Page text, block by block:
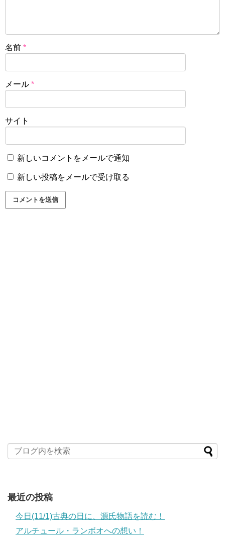
名前 *
メール *
サイト
新しいコメントをメールで通知
新しい投稿をメールで受け取る
最近の投稿
今日(11/1)古典の日に、源氏物語を読む！
アルチュール・ランボオへの想い！